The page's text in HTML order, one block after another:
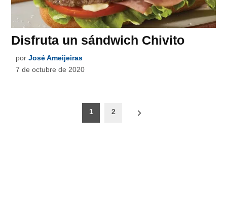
Disfruta un sándwich Chivito
por José Ameijeiras
7 de octubre de 2020
1 2